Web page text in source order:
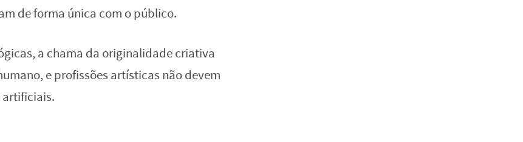
de forma única com o público.
a chama da originalidade criativa
e profissões artísticas não devem
artificiais.